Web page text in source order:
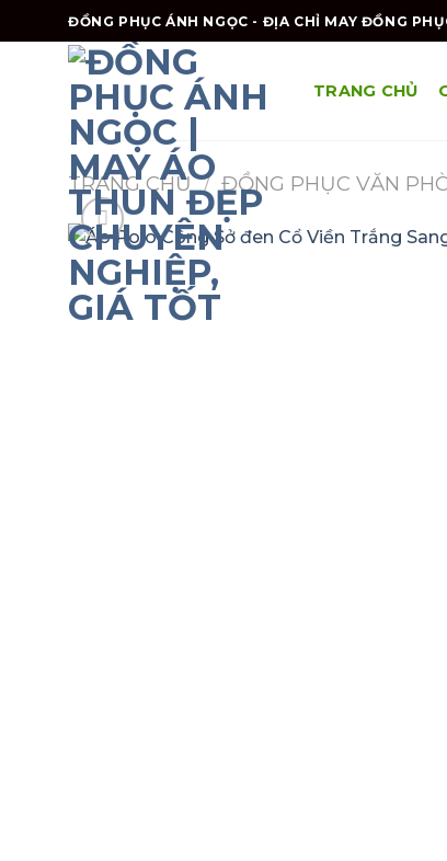
to
content
ĐỒNG PHỤC ÁNH NGỌC - ĐỊA CHỈ MAY ĐỒNG
TRANG CHỦ
TRANG CHỦ / ĐỒNG PHỤC VĂN